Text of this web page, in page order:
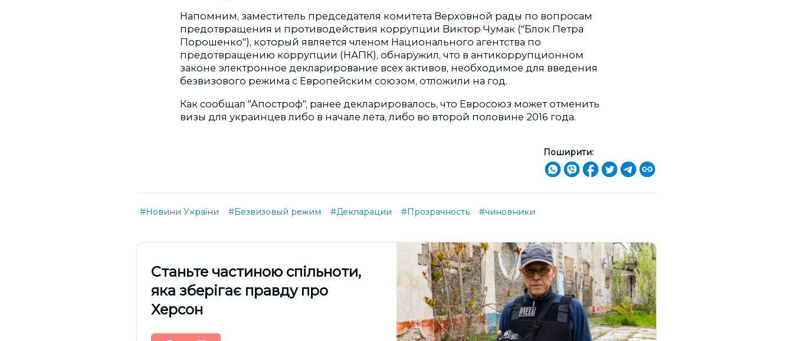
Напомним, заместитель председателя комитета Верховной рады по вопросам
предотвращения и противодействия коррупции Виктор Чумак ("Блок Петра
Порошенко"), который является членом Национального агентства по
предотвращению коррупции (НАПК), обнаружил, что в антикоррупционном
законе электронное декларирование всех активов, необходимое для введения
безвизового режима с Европейским союзом, отложили на год.
Как сообщал "Апостроф", ранее декларировалось, что Евросоюз может отменить
визы для украинцев либо в начале лета, либо во второй половине 2016 года.
Поширити:
#Новини України #Безвизовый режим #Декларации #Прозрачность #чиновники
Cтаньте частиною спільноти,
яка зберігає правду про
Херсон